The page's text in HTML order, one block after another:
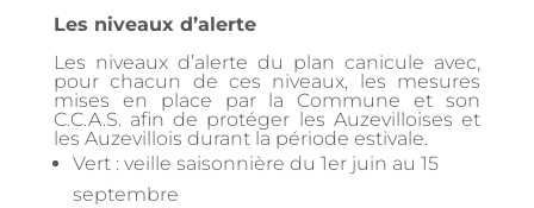
Les niveaux d’alerte
Les niveaux d’alerte du plan canicule avec,
pour chacun de ces niveaux, les mesures
mises en place par la Commune et son
C.C.A.S. afin de protéger les Auzevilloises et
les Auzevillois durant la période estivale.
Vert : veille saisonnière du 1er juin au 15
septembre